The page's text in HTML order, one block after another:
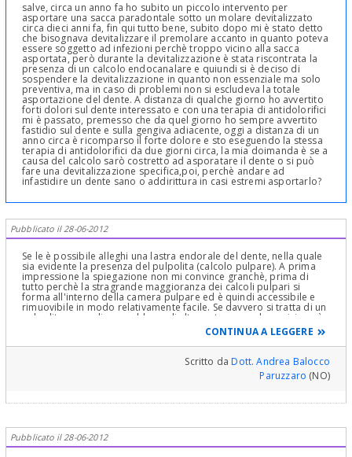
salve, circa un anno fa ho subito un piccolo intervento per
asportare una sacca paradontale sotto un molare devitalizzato
circa dieci anni fa, fin qui tutto bene, subito dopo mi è stato detto
che bisognava devitalizzare il premolare accanto in quanto poteva
essere soggetto ad infezioni perchè troppo vicino alla sacca
asportata, però durante la devitalizzazione è stata riscontrata la
presenza di un calcolo endocanalare e quiundi si è deciso di
sospendere la devitalizzazione in quanto non essenziale ma solo
preventiva, ma in caso di problemi non si escludeva la totale
asportazione del dente. A distanza di qualche giorno ho avvertito
forti dolori sul dente interessato e con una terapia di antidolorifici
mi è passato, premesso che da quel giorno ho sempre avvertito
fastidio sul dente e sulla gengiva adiacente, oggi a distanza di un
anno circa è ricomparso il forte dolore e sto eseguendo la stessa
terapia di antidolorifici da due giorni circa, la mia doimanda è se a
causa del calcolo sarò costretto ad asporatare il dente o si può
fare una devitalizzazione specifica,poi, perchè andare ad
infastidire un dente sano o addirittura in casi estremi asportarlo?
Pubblicato il 28-06-2012
Se le è possibile alleghi una lastra endorale del dente, nella quale
sia evidente la presenza del pulpolita (calcolo pulpare). A prima
impressione la spiegazione non mi convince granchè, prima di
tutto perchè la stragrande maggioranza dei calcoli pulpari si
forma all'interno della camera pulpare ed è quindi accessibile e
rimuovibile in modo relativamente facile. Se davvero si tratta di un
pulpolita e non di un problema di altra natura, e se la posizione è
endocanalare, si può risolvere la questione e terminare
correttamente la terapia canalare dispondendo di strumenti
opportuni, quindi microscopio operatorio e punte a ultrasuoni: in
questo caso deve rivolgersi a uno specialista in endodonzia,
meglio se socio attivo SIE, che sia in grado tecnicamente e per
esperienza di completare la terapia. Le faccio i miei auguri.
CONTINUA A LEGGERE
Scritto daDott. Andrea Balocco
Paruzzaro (NO)
Pubblicato il 28-06-2012